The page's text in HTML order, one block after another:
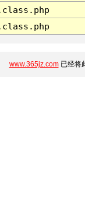
www.365jz.com已经将